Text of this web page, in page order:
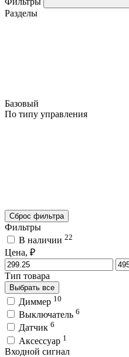
Разделы
Базовый
По типу управления
Сброс фильтра
Фильтры
В наличии 22
Цена, ₽
Тип товара
Выбрать все
Диммер 10
Выключатель 6
Датчик 6
Аксессуар 1
Входной сигнал